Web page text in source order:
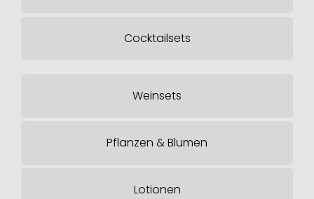
Cocktailsets
Weinsets
Pflanzen & Blumen
Lotionen